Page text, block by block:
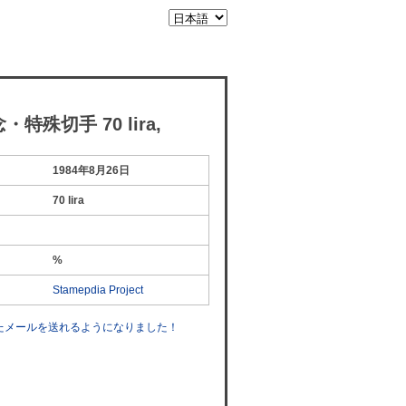
・特殊切手 70 lira,
1984年8月26日
70 lira
%
Stamepdia Project
ールを送れるようになりました！